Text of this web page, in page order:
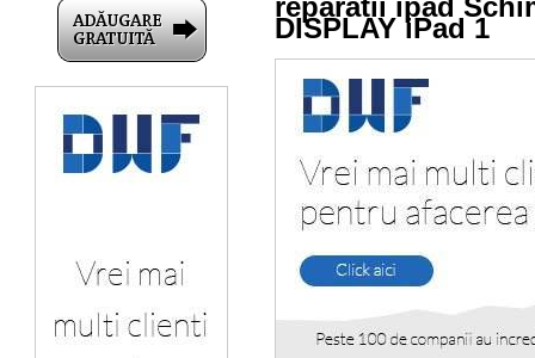
reparatii ipad
DISPLAY iPad 1